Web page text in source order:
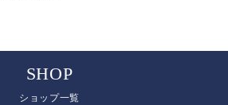
SHOP
ショップ一覧